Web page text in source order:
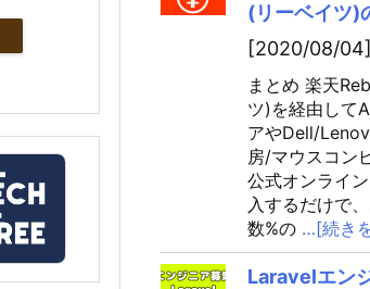
(リーベイツ)
[2020/08/04]
まとめ 楽天
ツ)を経由して
アやDell/
房/マウスコン
公式オンライ
入するだけで
数%の …[続き
Laravelエン